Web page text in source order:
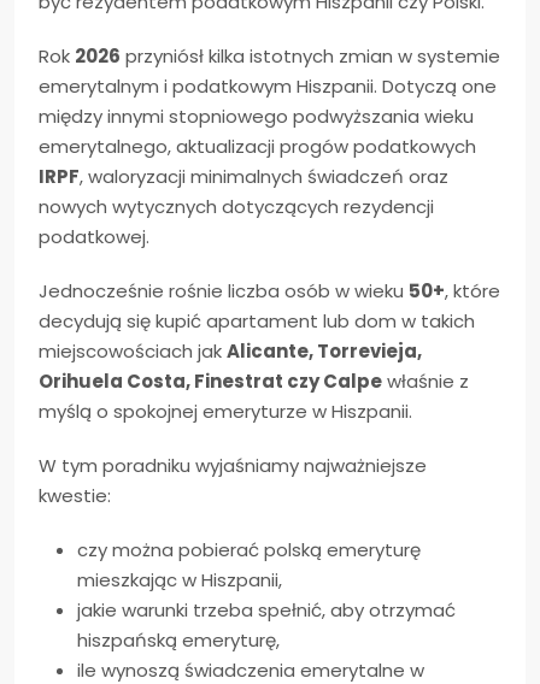
Rok 2026 przyniósł kilka istotnych zmian w systemie
emerytalnym i podatkowym Hiszpanii. Dotyczą one
między innymi stopniowego podwyższania wieku
emerytalnego, aktualizacji progów podatkowych
IRPF, waloryzacji minimalnych świadczeń oraz
nowych wytycznych dotyczących rezydencji
podatkowej.
Jednocześnie rośnie liczba osób w wieku 50+, które
decydują się kupić apartament lub dom w takich
miejscowościach jakAlicante, Torrevieja,
Orihuela Costa, Finestrat czy Calpewłaśnie z
myślą o spokojnej emeryturze w Hiszpanii.
W tym poradniku wyjaśniamy najważniejsze
kwestie:
czy można pobierać polską emeryturę
mieszkając w Hiszpanii,
jakie warunki trzeba spełnić, aby otrzymać
hiszpańską emeryturę,
ile wynoszą świadczenia emerytalne w